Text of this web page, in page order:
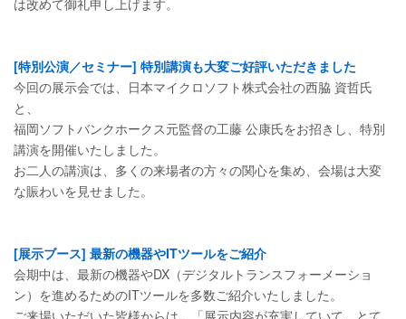
は改めて御礼申し上げます。
[特別公演／セミナー] 特別講演も大変ご好評いただきました
今回の展示会では、日本マイクロソフト株式会社の西脇 資哲氏
と、
福岡ソフトバンクホークス元監督の工藤 公康氏をお招きし、特別
講演を開催いたしました。
お二人の講演は、多くの来場者の方々の関心を集め、会場は大変
な賑わいを見せました。
[展示ブース] 最新の機器やITツールをご紹介
会期中は、最新の機器やDX（デジタルトランスフォーメーショ
ン）を進めるためのITツールを多数ご紹介いたしました。